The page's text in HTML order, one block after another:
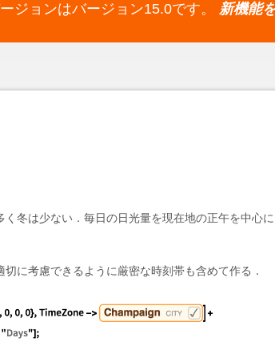
ジョンはバージョン15.0です。 新機能
冬は少ない．毎日の日光量を現在地の正午を中心
に考慮できるように厳密な時刻帯も含めて作る．